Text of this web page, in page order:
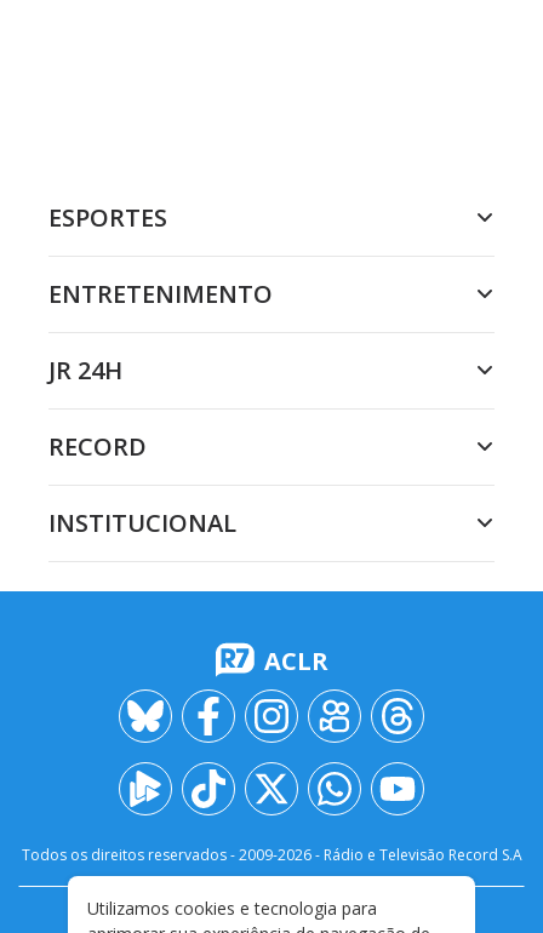
ESPORTES
ENTRETENIMENTO
JR 24H
RECORD
INSTITUCIONAL
ACLR
Todos os direitos reservados - 2009-2026- Rádio e Televisão Record S.A
FALE CONOSCO PRIVACIDADE
Utilizamos cookies e tecnologia para